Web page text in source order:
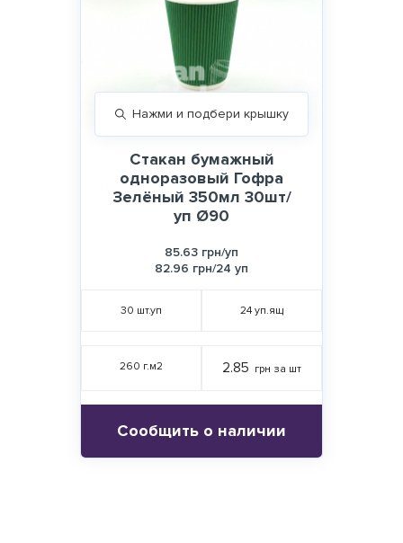
Нажми и подбери крышку
Стакан бумажный
одноразовый Гофра
Зелёный 350мл 30шт/
уп Ø90
85.63 грн/уп
82.96 грн/24 уп
30 шт.уп 24 уп.ящ
260 г.м2 2.85 грн за шт
Сообщить о наличии